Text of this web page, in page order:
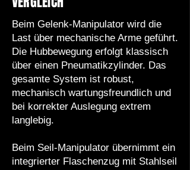
Beim Gelenk-Manipulator wird die
Last über mechanische Arme geführt.
Die Hubbewegung erfolgt klassisch
über einen Pneumatikzylinder. Das
gesamte System ist robust,
mechanisch wartungsfreundlich und
bei korrekter Auslegung extrem
langlebig.
Beim Seil-Manipulator übernimmt ein
integrierter Flaschenzug mit Stahlseil